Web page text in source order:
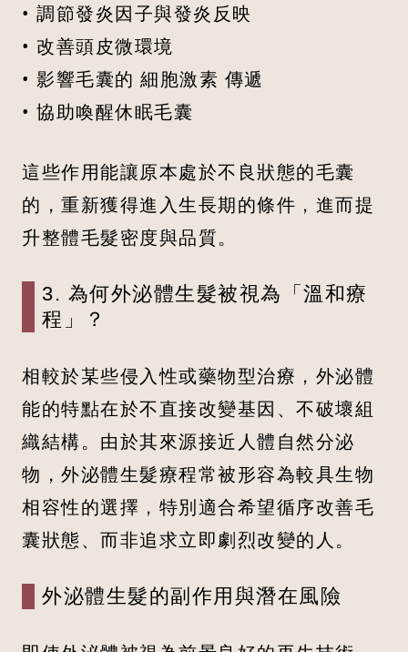
• 調節發炎因子與發炎反映
• 改善頭皮微環境
• 影響毛囊的 細胞激素 傳遞
• 協助喚醒休眠毛囊
這些作用能讓原本處於不良狀態的毛囊
的，重新獲得進入生長期的條件，進而提
升整體毛髮密度與品質。
3. 為何外泌體生髮被視為「溫和療
程」？
相較於某些侵入性或藥物型治療，外泌體
能的特點在於不直接改變基因、不破壞組
織結構。由於其來源接近人體自然分泌
物，外泌體生髮療程常被形容為較具生物
相容性的選擇，特別適合希望循序改善毛
囊狀態、而非追求立即劇烈改變的人。
外泌體生髮的副作用與潛在風險